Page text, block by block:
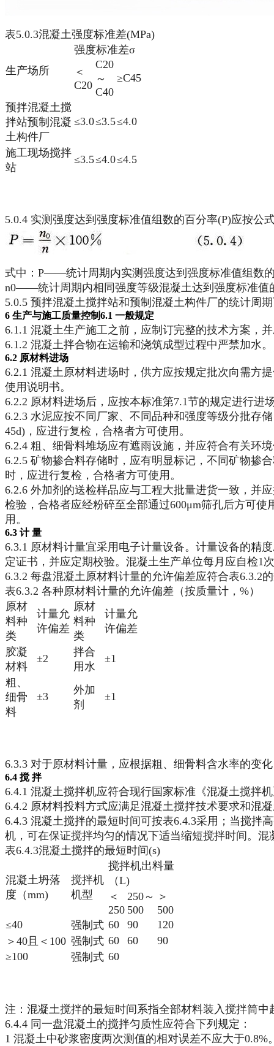
表5.0.3混凝土强度标准差(MPa)
生产场所
强度标准差σ
＜
C20
C20
～
C40
≥C45
预拌混凝土搅
拌站预制混凝
土构件厂
≤3.0≤3.5≤4.0
施工现场搅拌
站
≤3.5≤4.0≤4.5
5.0.4 实测强度达到强度标准值组数的百分率(P)应按公
式中：P——统计周期内实测强度达到强度标准值组数
n0——统计周期内相同强度等级混凝土达到强度标准值
5.0.5 预拌混凝土搅拌站和预制混凝土构件厂的统计周
6 生产与施工质量控制6.1 一般规定
6.1.1 混凝土生产施工之前，应制订完整的技术方案，
6.1.2 混凝土拌合物在运输和浇筑成型过程中严禁加水。
6.2 原材料进场
6.2.1 混凝土原材料进场时，供方应按规定批次向需方
使用说明书。
6.2.2 原材料进场后，应按本标准第7.1节的规定进行进
6.2.3 水泥应按不同厂家、不同品种和强度等级分批存
45d)，应进行复检，合格者方可使用。
6.2.4 粗、细骨料堆场应有遮雨设施，并应符合有关环
6.2.5 矿物掺合料存储时，应有明显标记，不同矿物掺
时，应进行复检，合格者方可使用。
6.2.6 外加剂的送检样品应与工程大批量进货一致，并
检验，合格者应经粉碎至全部通过600μm筛孔后方可
用。
6.3 计 量
6.3.1 原材料计量宜采用电子计量设备。计量设备的精
定证书，并应定期校验。混凝土生产单位每月应自检1
6.3.2 每盘混凝土原材料计量的允许偏差应符合表6.3.2
表6.3.2 各种原材料计量的允许偏差（按质量计，%）
原材
料种
类
计量允
许偏差
原材
料种
类
计量允
许偏差
胶凝
材料
±2
拌合
用水
±1
粗、
细骨
料
±3
外加
剂
±1
6.3.3 对于原材料计量，应根据粗、细骨料含水率的变
6.4 搅 拌
6.4.1 混凝土搅拌机应符合现行国家标准《混凝土搅拌
6.4.2 原材料投料方式应满足混凝土搅拌技术要求和混
6.4.3 混凝土搅拌的最短时间可按表6.4.3采用；当搅拌
机，可在保证搅拌均匀的情况下适当缩短搅拌时间。
表6.4.3混凝土搅拌的最短时间(s)
混凝土坍落
度（mm)
搅拌机
机型
搅拌机出料量
（L)
＜
250
250～
500
＞
500
≤40
强制式 60 90
120
＞40且＜100 强制式 60 60
90
≥100
强制式 60
注：混凝土搅拌的最短时间系指全部材料装入搅拌筒
6.4.4 同一盘混凝土的搅拌匀质性应符合下列规定：
1 混凝土中砂浆密度两次测值的相对误差不应大于0.8%